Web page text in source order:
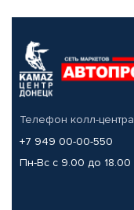
Телефон колл-центра
+7 949 00-00-550
Пн-Вс с 9.00 до 18.00